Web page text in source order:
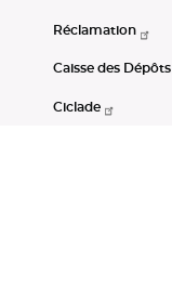
Réclamation
Caisse des Dépôts
Ciclade